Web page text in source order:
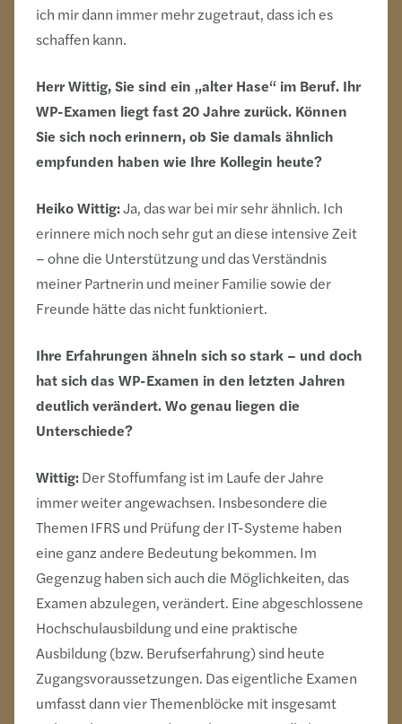
ich mir dann immer mehr zugetraut, dass ich es
schaffen kann.
Herr Wittig, Sie sind ein „alter Hase“ im Beruf. Ihr
WP-Examen liegt fast 20 Jahre zurück. Können
Sie sich noch erinnern, ob Sie damals ähnlich
empfunden haben wie Ihre Kollegin heute?
Heiko Wittig:Ja, das war bei mir sehr ähnlich. Ich
erinnere mich noch sehr gut an diese intensive Zeit
– ohne die Unterstützung und das Verständnis
meiner Partnerin und meiner Familie sowie der
Freunde hätte das nicht funktioniert.
Ihre Erfahrungen ähneln sich so stark – und doch
hat sich das WP-Examen in den letzten Jahren
deutlich verändert. Wo genau liegen die
Unterschiede?
Wittig:Der Stoffumfang ist im Laufe der Jahre
immer weiter angewachsen. Insbesondere die
Themen IFRS und Prüfung der IT-Systeme haben
eine ganz andere Bedeutung bekommen. Im
Gegenzug haben sich auch die Möglichkeiten, das
Examen abzulegen, verändert. Eine abgeschlossene
Hochschulausbildung und eine praktische
Ausbildung (bzw. Berufserfahrung) sind heute
Zugangsvoraussetzungen. Das eigentliche Examen
umfasst dann vier Themenblöcke mit insgesamt